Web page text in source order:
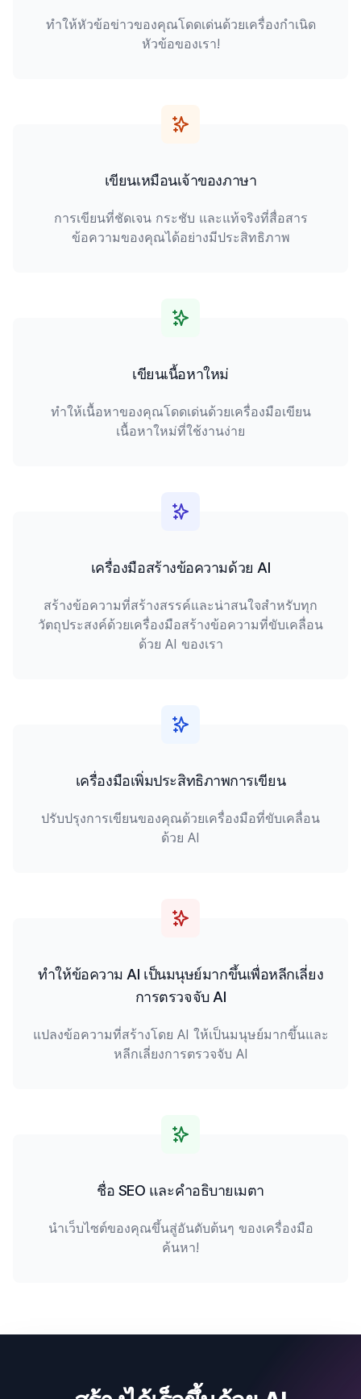
ทำให้หัวข้อข่าวของคุณโดดเด่นด้วยเครื่องกำเนิด
หัวข้อของเรา!
เขียนเหมือนเจ้าของภาษา
การเขียนที่ชัดเจน กระชับ และแท้จริงที่สื่อสาร
ข้อความของคุณได้อย่างมีประสิทธิภาพ
เขียนเนื้อหาใหม่
ทำให้เนื้อหาของคุณโดดเด่นด้วยเครื่องมือเขียน
เนื้อหาใหม่ที่ใช้งานง่าย
เครื่องมือสร้างข้อความด้วย AI
สร้างข้อความที่สร้างสรรค์และน่าสนใจสำหรับทุก
วัตถุประสงค์ด้วยเครื่องมือสร้างข้อความที่ขับเคลื่อน
ด้วย AI ของเรา
เครื่องมือเพิ่มประสิทธิภาพการเขียน
ปรับปรุงการเขียนของคุณด้วยเครื่องมือที่ขับเคลื่อน
ด้วย AI
ทำให้ข้อความ AI เป็นมนุษย์มากขึ้นเพื่อหลีกเลี่ยง
การตรวจจับ AI
แปลงข้อความที่สร้างโดย AI ให้เป็นมนุษย์มากขึ้นและ
หลีกเลี่ยงการตรวจจับ AI
ชื่อ SEO และคำอธิบายเมตา
นำเว็บไซต์ของคุณขึ้นสู่อันดับต้นๆ ของเครื่องมือ
ค้นหา!